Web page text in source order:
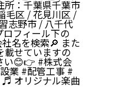
所：千葉県千葉市
毛区 / 花見川区 /
志野市 / 八千代
フィール下の
名を検索🔎 また
載せていますの
い😊👉 #株式会
業 #配管工事#
♬ オリジナル楽曲